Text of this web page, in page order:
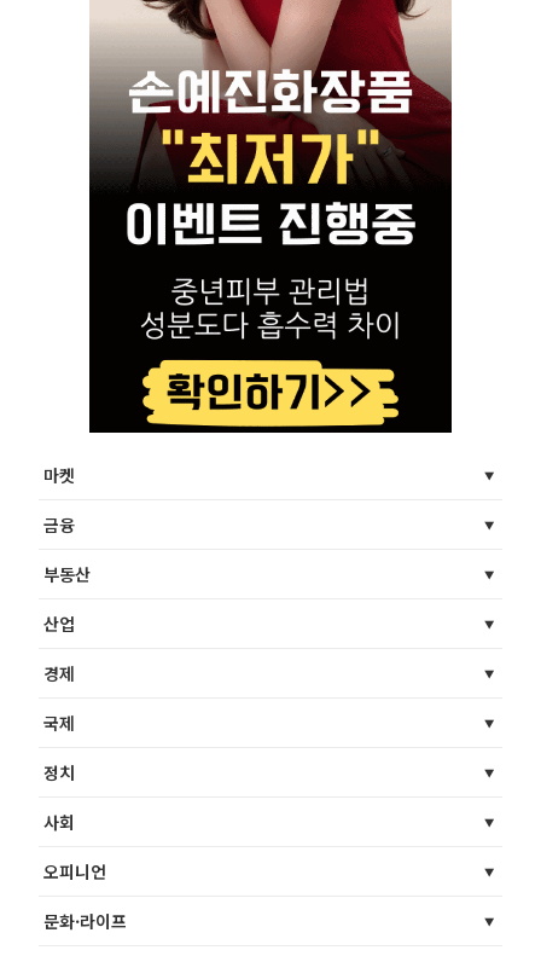
마켓
금융
부동산
산업
경제
국제
정치
사회
오피니언
문화·라이프